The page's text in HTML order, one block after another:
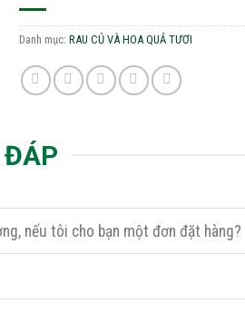
Danh mục:RAU CỦ VÀ HOA QUẢ TƯƠI
ĐÁP
nếu tôi cho bạn một đơn đặt hàng?